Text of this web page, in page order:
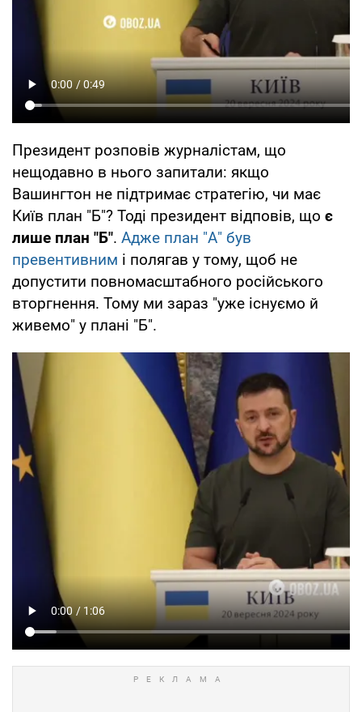
Президент розповів журналістам, що
нещодавно в нього запитали: якщо
Вашингтон не підтримає стратегію, чи має
Київ план "Б"? Тоді президент відповів, що є
лише план "Б". Адже план "А" був
превентивним і полягав у тому, щоб не
допустити повномасштабного російського
вторгнення. Тому ми зараз "уже існуємо й
живемо" у плані "Б".